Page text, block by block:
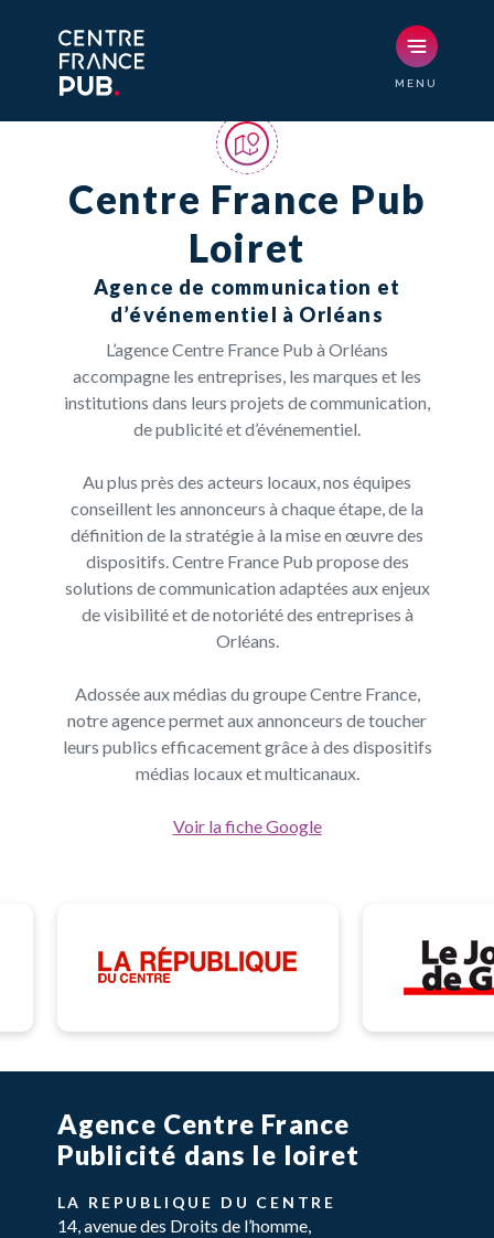
Centre France Pub
Loiret
Agence de communication et
d’événementiel à Orléans
L’agence Centre France Pub à Orléans
accompagne les entreprises, les marques et les
institutions dans leurs projets de communication,
de publicité et d’événementiel.
Au plus près des acteurs locaux, nos équipes
conseillent les annonceurs à chaque étape, de la
définition de la stratégie à la mise en œuvre des
dispositifs. Centre France Pub propose des
solutions de communication adaptées aux enjeux
de visibilité et de notoriété des entreprises à
Orléans.
Adossée aux médias du groupe Centre France,
notre agence permet aux annonceurs de toucher
leurs publics efficacement grâce à des dispositifs
médias locaux et multicanaux.
Voir la fiche Google
Agence Centre France
Publicité dans le loiret
LA REPUBLIQUE DU CENTRE
14, avenue des Droits de l’homme,